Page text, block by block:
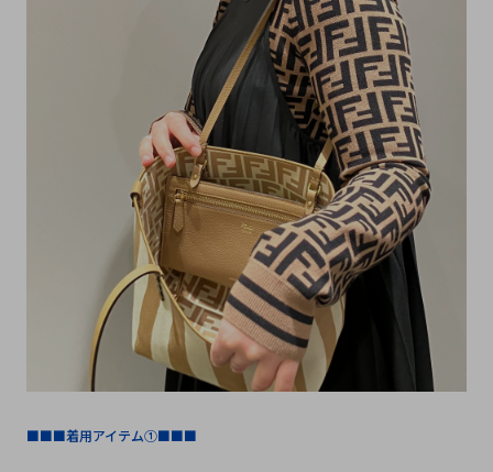
■■■着用アイテム①■■■